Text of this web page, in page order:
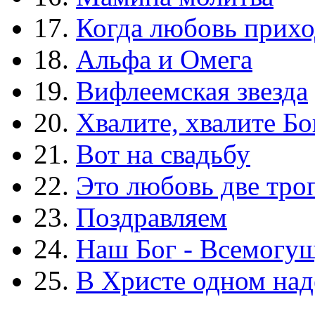
17. Когда любовь
18. Альфа и Омега
19. Вифлеемская звезда
20. Хвалите, хвалите
21. Вот на свадьбу
22. Это любовь две
23. Поздравляем
24. Наш Бог -
25. В Христе одном